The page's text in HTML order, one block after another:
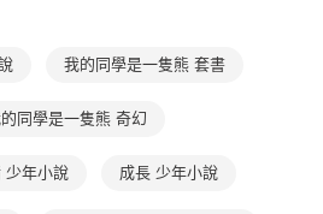
買商品或服務，並由商店將買賣／分期付款
分期」之契約關係目的，商店將以您的個人
所需資料之確認、核對及更正。
下連結：
https://oppay.tw/userRule
需立刻繳費，但若您需要取消訂單，請聯絡
取消之訂單仍視為有效，需透過AFTEE先享
享後付 」之結帳頁面顯示為準，若有關於
support/home
司提供之「AFTEE先享後付」服務完成之交
上)免運費
、小琉球；不適用於郵局i郵箱）
我的同學是一隻熊 套書
同學是一隻熊 奇幻
少年小說 成長 少年小說